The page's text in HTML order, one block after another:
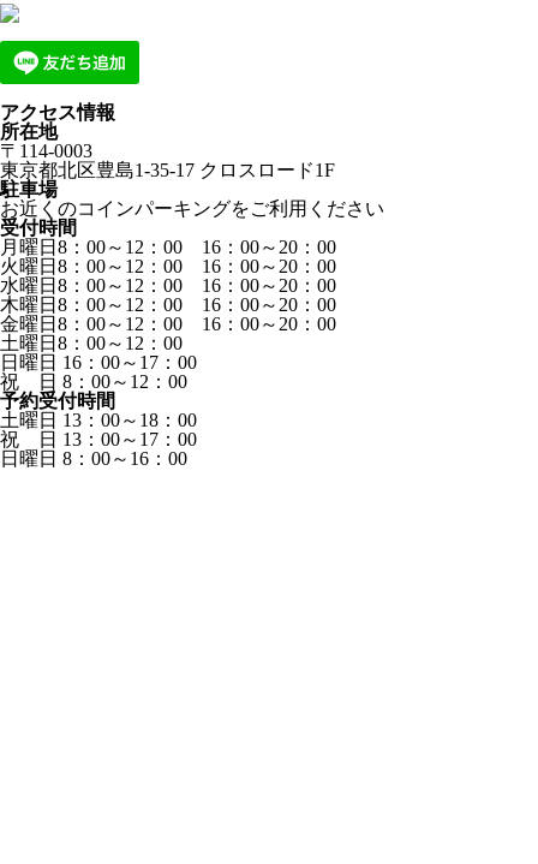
アクセス情報
所在地
〒114-0003
東京都北区豊島1-35-17 クロスロード1F
駐車場
お近くのコインパーキングをご利用ください
受付時間
月曜日8：00～12：00 16：00～20：00
火曜日8：00～12：00 16：00～20：00
水曜日8：00～12：00 16：00～20：00
木曜日8：00～12：00 16：00～20：00
金曜日8：00～12：00 16：00～20：00
土曜日8：00～12：00
日曜日 16：00～17：00
祝 日 8：00～12：00
予約受付時間
土曜日 13：00～18：00
祝 日 13：00～17：00
日曜日 8：00～16：00